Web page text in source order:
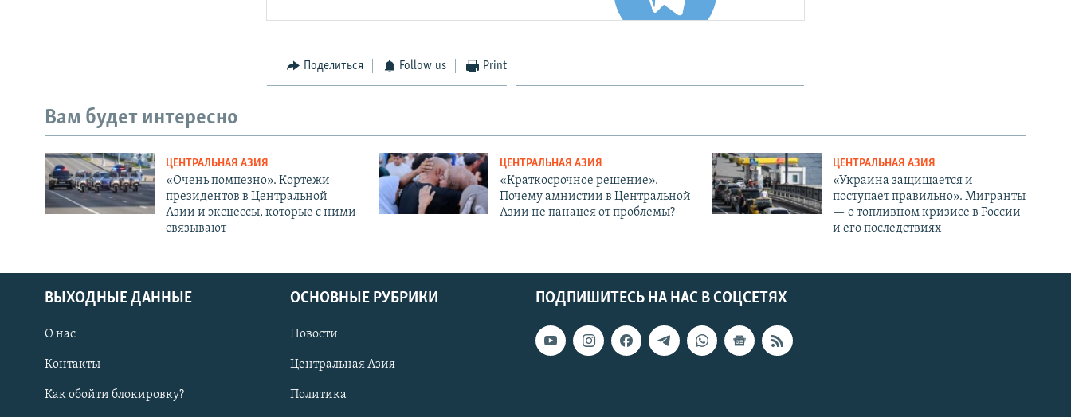
Поделиться Follow us Print
Вам будет интересно
ЦЕНТРАЛЬНАЯ АЗИЯ
«Очень помпезно». Кортежи
президентов в Центральной
Азии и эксцессы, которые с ними
связывают
ЦЕНТРАЛЬНАЯ АЗИЯ
«Краткосрочное решение».
Почему амнистии в Центральной
Азии не панацея от проблемы?
ЦЕНТРАЛЬНАЯ АЗИЯ
«Украина защищается и
поступает правильно». Мигранты
— о топливном кризисе в России
и его последствиях
ПОДПИШИТЕСЬ НА НАС В СОЦСЕТЯХ
ВЫХОДНЫЕ ДАННЫЕ
О нас
Контакты
Как обойти блокировку?
ОСНОВНЫЕ РУБРИКИ
Новости
Центральная Азия
Политика